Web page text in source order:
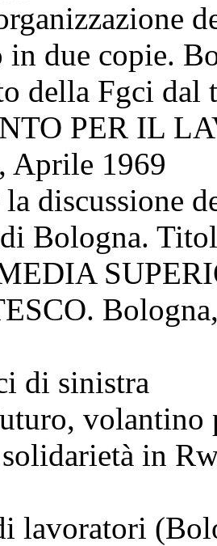
in due copie.
della Fgci
PER IL
Aprile 1969
discussione
Bologna.
di sinistra
volantino
in
lavoratori